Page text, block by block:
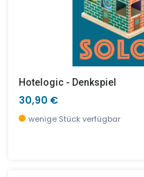
Hotelogic - Denkspiel
30,90 €
wenige Stück verfügbar